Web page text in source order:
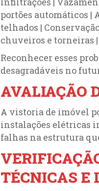
portões automáticos |
telhados |
chuveiros e torneiras |
Reconhecer esses
desagradáveis no
AVALIAÇÃO
A vistoria de imóvel
instalações elétricas
falhas na estrutura
TÉCNICAS E